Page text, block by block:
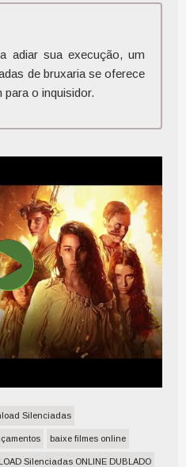
adiar sua execução, um
de bruxaria se oferece
para o inquisidor.
Silenciadas
baixe filmes online
Silenciadas ONLINE DUBLADO